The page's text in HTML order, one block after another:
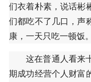
们衣着朴素，说话彬
们都吃不了几口，声
康，一天只吃一顿饭。
这在普通人看来
期成功经营个人财富